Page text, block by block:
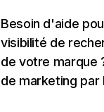
Besoin d'aide
visibilité de
de votre marque
de marketing par